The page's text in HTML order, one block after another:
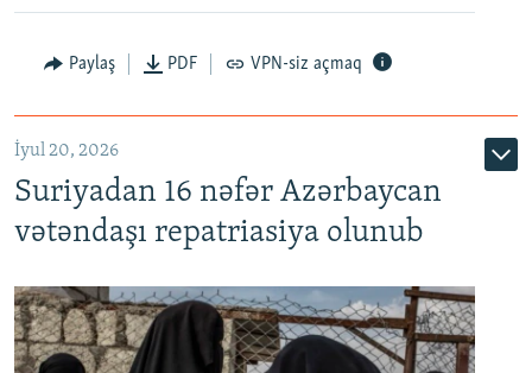
Auto
Paylaş PDF VPN-siz açmaq
İyul 20, 2026
Suriyadan 16 nəfər Azərbaycan
vətəndaşı repatriasiya olunub